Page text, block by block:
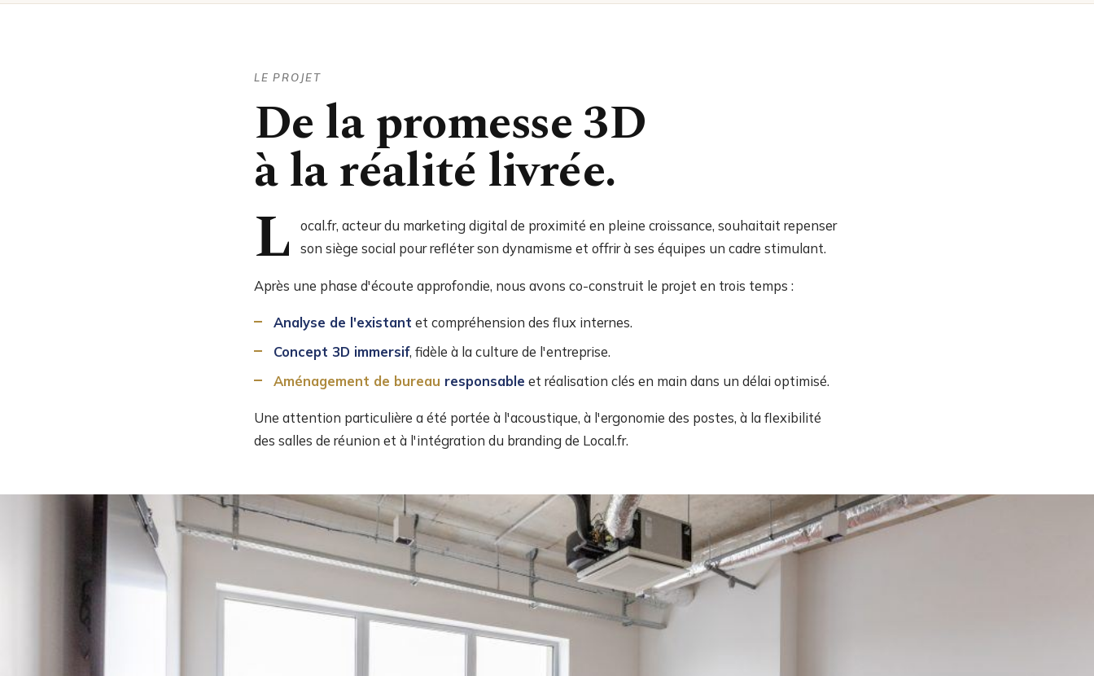
LE PROJET
De la promesse 3D
à la réalité livrée.
L
ocal.fr, acteur du marketing digital de proximité en pleine croissance, souhaitait repenser
son siège social pour refléter son dynamisme et offrir à ses équipes un cadre stimulant.
Après une phase d'écoute approfondie, nous avons co-construit le projet en trois temps :
Analyse de l'existant et compréhension des flux internes.
Concept 3D immersif, fidèle à la culture de l'entreprise.
Aménagement de bureau responsable et réalisation clés en main dans un délai optimisé.
Une attention particulière a été portée à l'acoustique, à l'ergonomie des postes, à la flexibilité
des salles de réunion et à l'intégration du branding de Local.fr.